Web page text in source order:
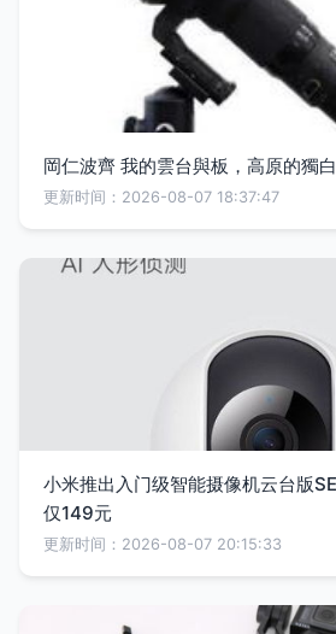
岡仁波齊 我的雲台與板，高原的獨白
更新时间：2026-08-07 18:37:47
小米推出入门级智能摄像机云台版
仅149元
更新时间：2026-08-07 20:15:33